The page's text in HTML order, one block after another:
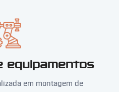
equipamentos
em montagem de